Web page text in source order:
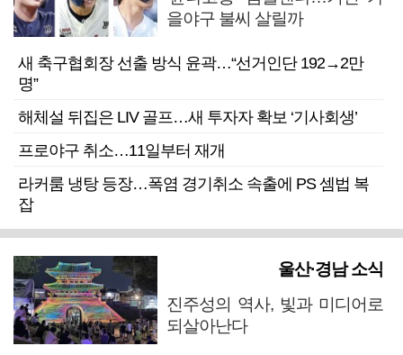
을야구 불씨 살릴까
새 축구협회장 선출 방식 윤곽…“선거인단 192→2만
명”
해체설 뒤집은 LIV 골프…새 투자자 확보 ‘기사회생’
프로야구 취소…11일부터 재개
라커룸 냉탕 등장…폭염 경기취소 속출에 PS 셈법 복
잡
울산·경남 소식
진주성의 역사, 빛과 미디어로
되살아난다